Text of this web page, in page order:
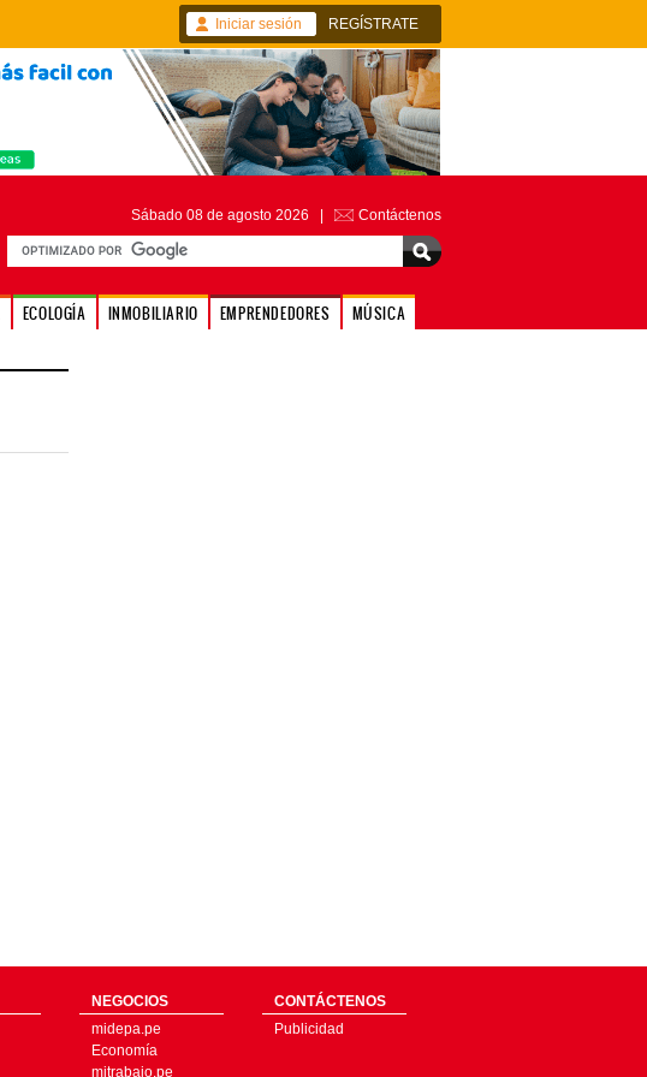
Iniciar sesión REGÍSTRATE
Sábado 08 de agosto 2026 | Contáctenos
ECOLOGÍA INMOBILIARIO EMPRENDEDORES MÚSICA
NEGOCIOS
midepa.pe
Economía
mitrabajo.pe
CONTÁCTENOS
Publicidad